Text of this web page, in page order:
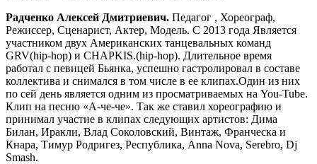
Радченко Алексей Дмитриевич. Педагог , Хореограф,
Режиссер, Сценарист, Актер, Модель. С 2013 года Является
участником двух Американских танцевальных команд
GRV(hip-hop) и CHAPKIS.(hip-hop). Длительное время
работал с певицей Бьянка, успешно гастролировал в составе
коллектива и снимался в том числе в ее клипах.Один из них
по сей день является одним из просматриваемых на You-Tube.
Клип на песню «А-че-че». Так же ставил хореографию и
принимал участие в клипах следующих артистов: Дима
Билан, Иракли, Влад Соколовский, Винтаж, Франческа и
Кнара, Тимур Родригез, Республика, Anna Nova, Serebro, Dj
Smash.